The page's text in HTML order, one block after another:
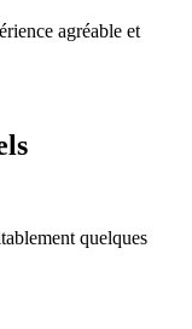
agréable et
quelques